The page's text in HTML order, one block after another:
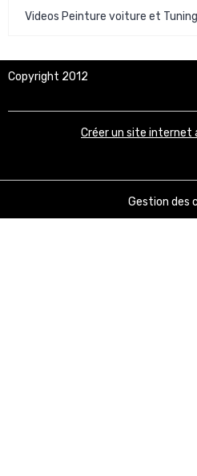
Videos Peinture voiture et Tuning
Copyright 2012
Créer un site internet
Gestion des